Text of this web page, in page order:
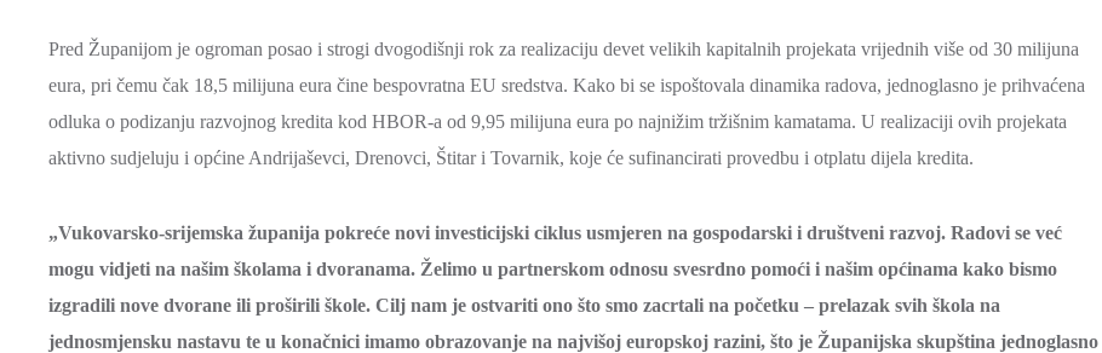
Pred Županijom je ogroman posao i strogi dvogodišnji rok za realizaciju devet velikih kapitalnih projekata vrijednih više od 30 milijuna
eura, pri čemu čak 18,5 milijuna eura čine bespovratna EU sredstva. Kako bi se ispoštovala dinamika radova, jednoglasno je prihvaćena
odluka o podizanju razvojnog kredita kod HBOR-a od 9,95 milijuna eura po najnižim tržišnim kamatama. U realizaciji ovih projekata
aktivno sudjeluju i općine Andrijaševci, Drenovci, Štitar i Tovarnik, koje će sufinancirati provedbu i otplatu dijela kredita.
„Vukovarsko-srijemska županija pokreće novi investicijski ciklus usmjeren na gospodarski i društveni razvoj. Radovi se već
mogu vidjeti na našim školama i dvoranama. Želimo u partnerskom odnosu svesrdno pomoći i našim općinama kako bismo
izgradili nove dvorane ili proširili škole. Cilj nam je ostvariti ono što smo zacrtali na početku – prelazak svih škola na
jednosmjensku nastavu te u konačnici imamo obrazovanje na najvišoj europskoj razini, što je Županijska skupština jednoglasno